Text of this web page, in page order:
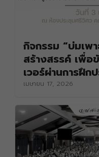
กิจกรรม “บ่มเพ
สร้างสรรค์ เพื่
เวอร์ผ่านการฝึก
เมษายน 17, 2026